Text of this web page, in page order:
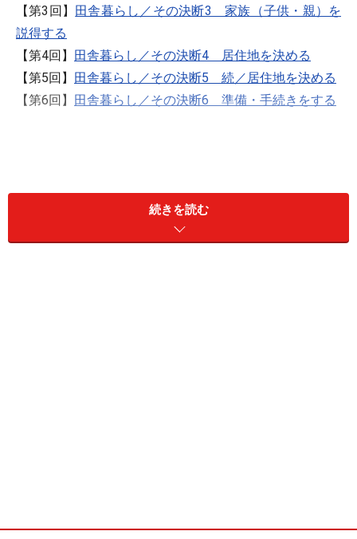
【第3回】 田舎暮らし／その決断3 家族（子供・親）を
説得する
【第4回】
田舎暮らし／その決断4 居住地を決める
【第5回】
田舎暮らし／その決断5 続／居住地を決める
【第6回】
田舎暮らし／その決断6 準備・手続きをする
続きを読む